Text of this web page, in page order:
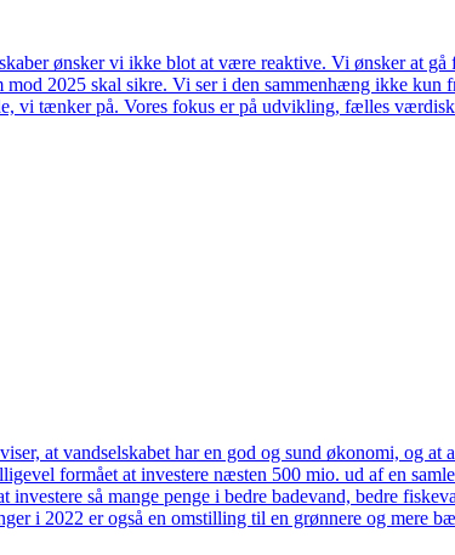
ønsker vi ikke blot at være reaktive. Vi ønsker at
mod 2025 skal sikre. Vi ser i den sammenhæng ikke
vi tænker på. Vores fokus er på udvikling, fælles
at vandselskabet har en god og sund økonomi, og
formået at investere næsten 500 mio. ud af en
investere så mange penge i bedre badevand, bedre
i 2022 er også en omstilling til en grønnere og mere